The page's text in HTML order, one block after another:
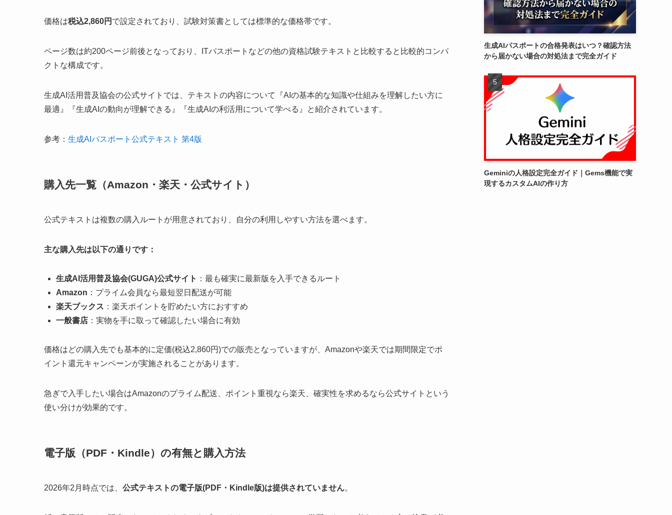
価格は税込2,860円 で設定されており、試験対策書としては標準的な価格帯です。
ページ数は約200ページ前後となっており、ITパスポートなどの他の資格試験テキストと比較すると比較的コンパ
クトな構成です。
生成AI活用普及協会の公式サイトでは、テキストの内容について『AIの基本的な知識や仕組みを理解したい方に
最適』『生成AIの動向が理解できる』『生成AIの利活用について学べる』と紹介されています。
参考： 生成AIパスポート公式テキスト 第4版
購入先一覧（Amazon・楽天・公式サイト）
公式テキストは複数の購入ルートが用意されており、自分の利用しやすい方法を選べます。
主な購入先は以下の通りです：
生成AI活用普及協会(GUGA)公式サイト ：最も確実に最新版を入手できるルート
Amazon ：プライム会員なら最短翌日配送が可能
楽天ブックス ：楽天ポイントを貯めたい方におすすめ
一般書店 ：実物を手に取って確認したい場合に有効
価格はどの購入先でも基本的に定価(税込2,860円)での販売となっていますが、Amazonや楽天では期間限定でポ
イント還元キャンペーンが実施されることがあります。
急ぎで入手したい場合はAmazonのプライム配送、ポイント重視なら楽天、確実性を求めるなら公式サイトという
使い分けが効果的です。
電子版（PDF・Kindle）の有無と購入方法
2026年2月時点では、 公式テキストの電子版(PDF・Kindle版)は提供されていません。
生成AIパスポートの合格発表はいつ？確認方法
から届かない場合の対処法まで完全ガイド
Geminiの人格設定完全ガイド｜Gems機能で実
現するカスタムAIの作り方